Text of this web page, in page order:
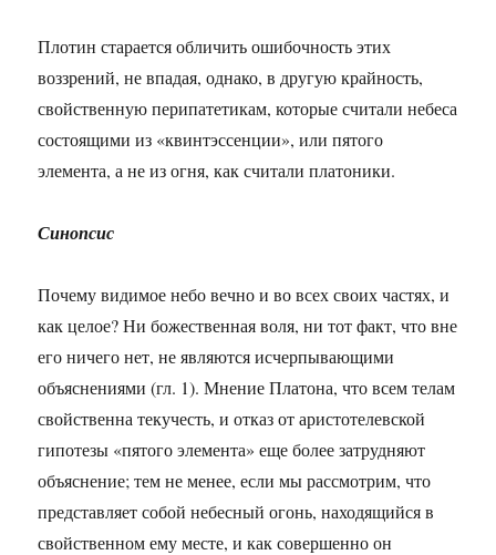
Плотин старается обличить ошибочность этих
воззрений, не впадая, однако, в другую крайность,
свойственную перипатетикам, которые считали небеса
состоящими из «квинтэссенции», или пятого
элемента, а не из огня, как считали платоники.
Синопсис
Почему видимое небо вечно и во всех своих частях, и
как целое? Ни божественная воля, ни тот факт, что вне
его ничего нет, не являются исчерпывающими
объяснениями (гл. 1). Мнение Платона, что всем телам
свойственна текучесть, и отказ от аристотелевской
гипотезы «пятого элемента» еще более затрудняют
объяснение; тем не менее, если мы рассмотрим, что
представляет собой небесный огонь, находящийся в
свойственном ему месте, и как совершенно он